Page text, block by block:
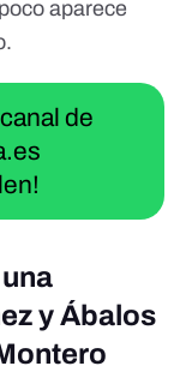
aparece
de
y Ábalos